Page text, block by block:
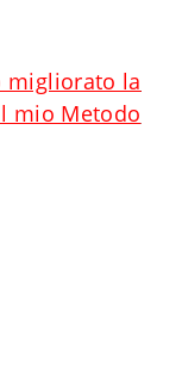
migliorato la
mio Metodo